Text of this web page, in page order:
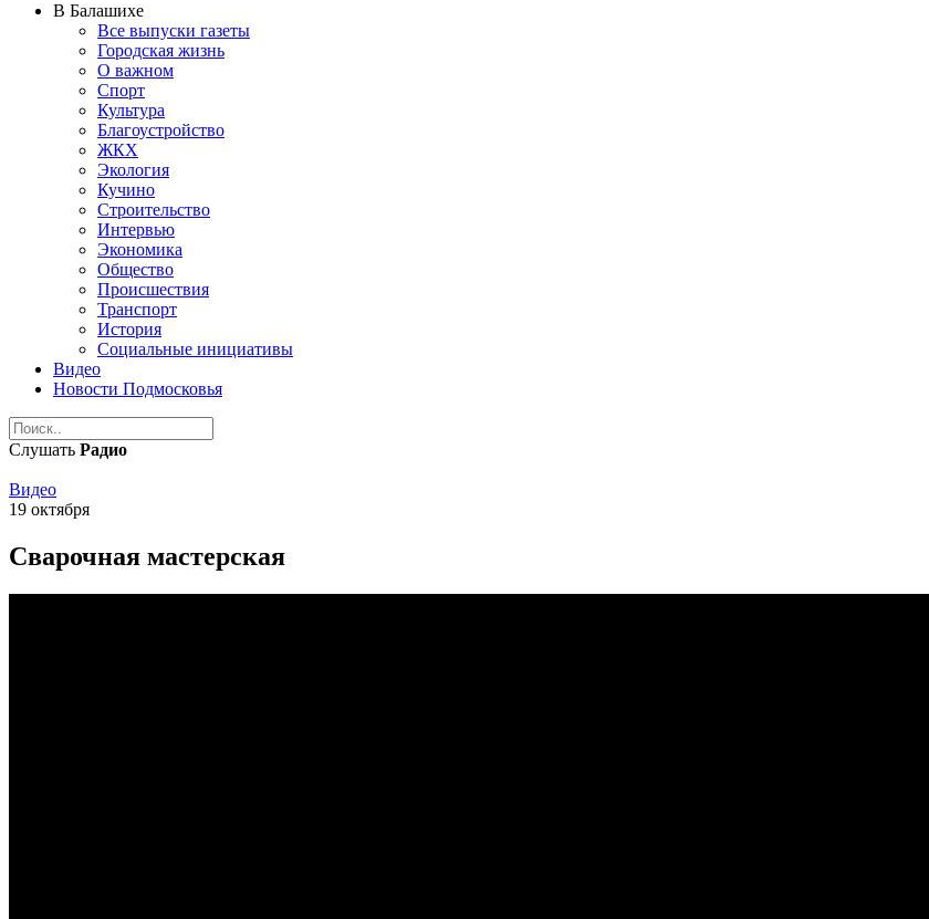
В Балашихе
Все выпуски газеты
Городская жизнь
О важном
Спорт
Культура
Благоустройство
ЖКХ
Экология
Кучино
Строительство
Интервью
Экономика
Общество
Происшествия
Транспорт
История
Социальные инициативы
Видео
Новости Подмосковья
Слушать Радио
Видео
19 октября
Сварочная мастерская